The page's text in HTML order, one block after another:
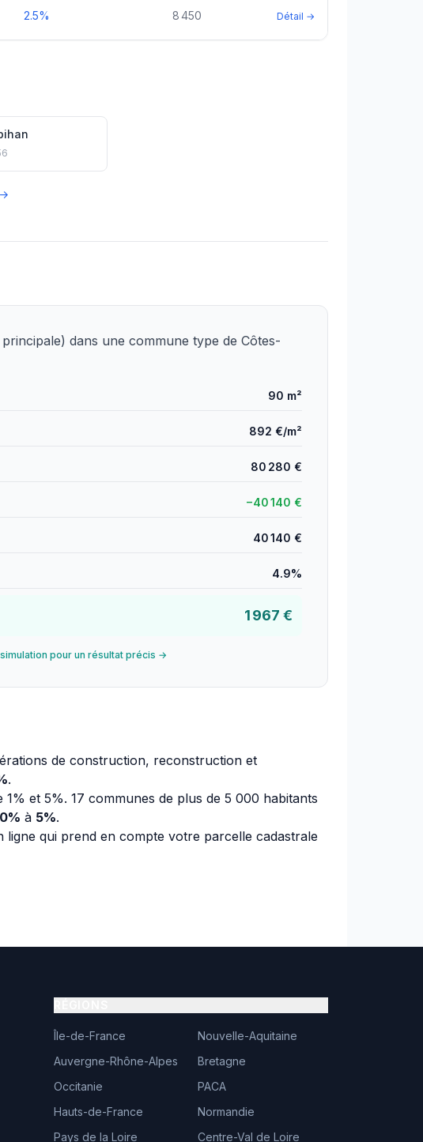
2.5% 8 450 Détail →
dans une commune type de Côtes-
90 m²
892 €/m²
80 280 €
−40 140 €
40 140 €
4.9%
1 967 €
pour un résultat précis →
de construction, reconstruction et
.
et 5%. 17 communes de plus de 5 000 habitants
0% à 5%.
qui prend en compte votre parcelle cadastrale
Île-de-France
Nouvelle-Aquitaine
Auvergne-Rhône-Alpes
Bretagne
Occitanie
PACA
Hauts-de-France
Normandie
Pays de la Loire
Centre-Val de Loire